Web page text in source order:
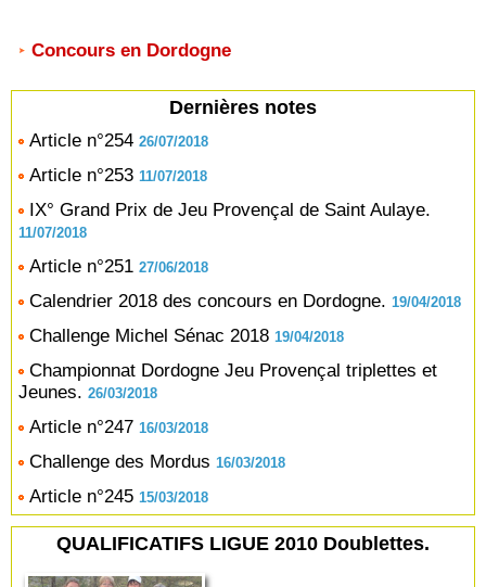
Concours en Dordogne
Dernières notes
Article n°254 26/07/2018
Article n°253 11/07/2018
IX° Grand Prix de Jeu Provençal de Saint Aulaye.
11/07/2018
Article n°251 27/06/2018
Calendrier 2018 des concours en Dordogne. 19/04/2018
Challenge Michel Sénac 2018 19/04/2018
Championnat Dordogne Jeu Provençal triplettes et
Jeunes. 26/03/2018
Article n°247 16/03/2018
Challenge des Mordus 16/03/2018
Article n°245 15/03/2018
QUALIFICATIFS LIGUE 2010 Doublettes.